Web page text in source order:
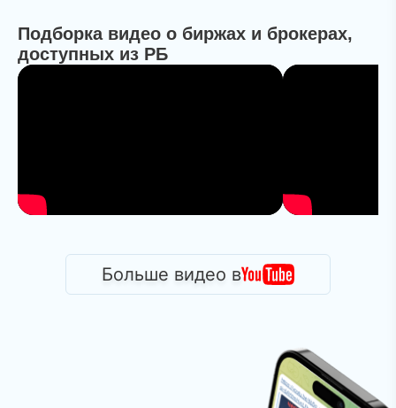
Подборка видео о биржах и брокерах,
доступных из РБ
Больше видео в